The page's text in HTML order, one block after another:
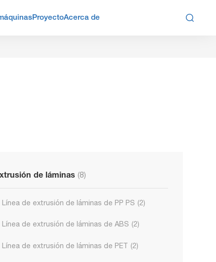
ProyectoAcerca de 
de láminas (8)
Línea de extrusión de láminas de PP PS (2)
Línea de extrusión de láminas de ABS (2)
Línea de extrusión de láminas de PET (2)